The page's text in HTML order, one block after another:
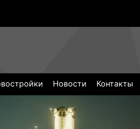
Новости Контакты